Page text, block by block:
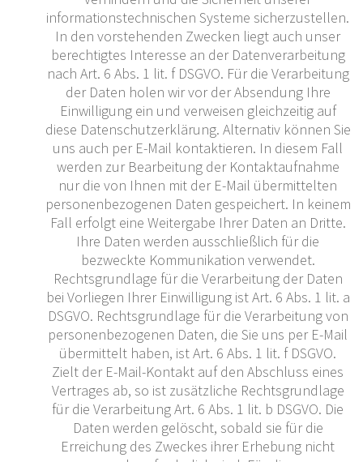
informationstechnischen Systeme sicherzustellen.
In den vorstehenden Zwecken liegt auch unser
berechtigtes Interesse an der Datenverarbeitung
nach Art. 6 Abs. 1 lit. f DSGVO. Für die Verarbeitung
der Daten holen wir vor der Absendung Ihre
Einwilligung ein und verweisen gleichzeitig auf
diese Datenschutzerklärung. Alternativ können Sie
uns auch per E-Mail kontaktieren. In diesem Fall
werden zur Bearbeitung der Kontaktaufnahme
nur die von Ihnen mit der E-Mail übermittelten
personenbezogenen Daten gespeichert. In keinem
Fall erfolgt eine Weitergabe Ihrer Daten an Dritte.
Ihre Daten werden ausschließlich für die
bezweckte Kommunikation verwendet.
Rechtsgrundlage für die Verarbeitung der Daten
bei Vorliegen Ihrer Einwilligung ist Art. 6 Abs. 1 lit. a
DSGVO. Rechtsgrundlage für die Verarbeitung von
personenbezogenen Daten, die Sie uns per E-Mail
übermittelt haben, ist Art. 6 Abs. 1 lit. f DSGVO.
Zielt der E-Mail-Kontakt auf den Abschluss eines
Vertrages ab, so ist zusätzliche Rechtsgrundlage
für die Verarbeitung Art. 6 Abs. 1 lit. b DSGVO. Die
Daten werden gelöscht, sobald sie für die
Erreichung des Zweckes ihrer Erhebung nicht